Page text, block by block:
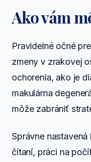
Ako vám
Pravidelné očné
zmeny v zrakovej
ochorenia, ako je
makulárna
môže zabrániť
Správne
čítaní, práci na